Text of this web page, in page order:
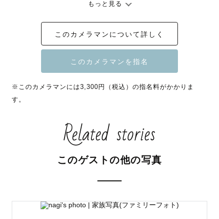
📷撮影について
「どんなカメラマンなんだろう」「上手く写れるかな」と
不安はたくさんあると思います。
ゲストさまのご希望に添えるよう、事前に丁寧にヒアリン
グさせていただきますのでご安心ください☺︎
オンラインでの事前打ち合わせも可能です！
また、撮ってみたい写真などございましたら、お気軽にご
🌿撮影可能エリアについて
もっと見る
このカメラマンについて詳しく
※このカメラマンには3,300円（税込）の指名料がかかりま
す。
Related stories
このゲストの他の写真